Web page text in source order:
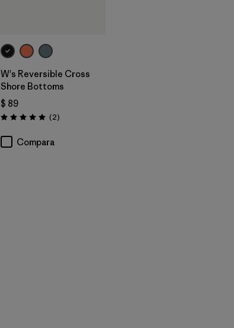
W's Reversible Cross
Shore Bottoms
$ 89
Valoración: 5.0 / 5
(2Comentarios
)
Compara